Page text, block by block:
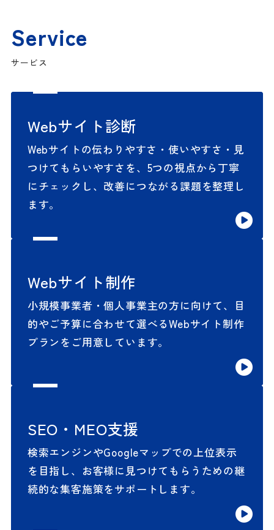
Service
サービス
Webサイト診断
Webサイトの伝わりやすさ・使いやすさ・見
つけてもらいやすさを、5つの視点から丁寧
にチェックし、改善につながる課題を整理し
ます。
Webサイト制作
小規模事業者・個人事業主の方に向けて、目
的やご予算に合わせて選べるWebサイト制作
プランをご用意しています。
SEO・MEO支援
検索エンジンやGoogleマップでの上位表示
を目指し、お客様に見つけてもらうための継
続的な集客施策をサポートします。